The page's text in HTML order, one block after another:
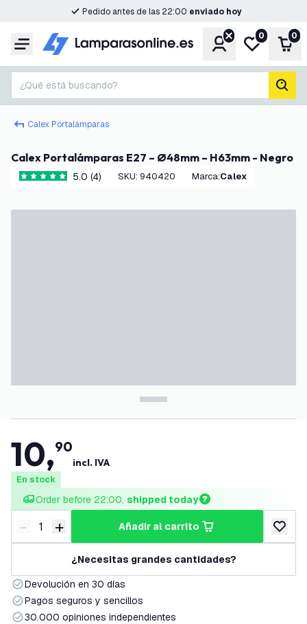
Pedido antes de las 22:00 enviado hoy
Menú CuentaMi lista de
0 0
¿Qué está buscando?
Calex Portalámparas
Calex Portalámparas E27 – Ø48mm – H63mm - Negro
5 estrellas de puntuación
5.0 (4) SKU: 940420 Marca: Calex
10,90
incl. IVA
En stock
Order before 22:00, shipped today
Disminuir cantidad
- Aumentar cantidad
+ añadir al carrito
añadir
¿Necesitas grandes cantidades?
Devolución en 30 días
Pagos seguros y sencillos
30.000 opiniones independientes